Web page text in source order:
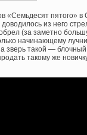
«Семьдесят пятого»
из него
(за заметно
начинающему
зверь такой —
такому же